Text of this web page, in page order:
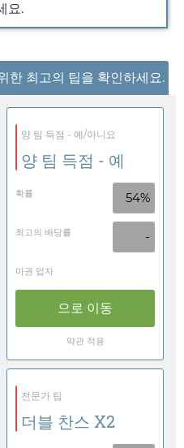
요.
한 최고의 팁을 확인하세요.
양 팀 득점 - 예/아니요
양 팀 득점 - 예
확률 54%
최고의 배당률 -
마권 업자
으로 이동
약관 적용
전문가 팁
더블 찬스 X2